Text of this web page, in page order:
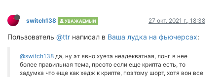
switch138 УВАЖАЕМЫЙ 27 окт. 2021 г., 18:38
Пользователь @ttr написал в Ваша лудка на фьючерсах:
@switch138 да, ну эт явно хуета неадекватная, лонг в нее
более правильная тема, прсото если еще крипта есть, то
задумка что еще как хедж к крипте, поэтому шорт, хотя вон все